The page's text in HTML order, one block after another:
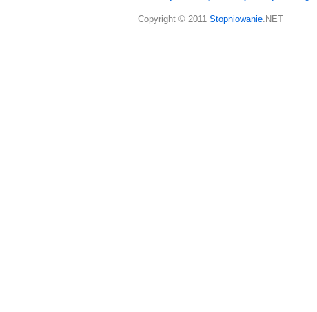
Copyright © 2011 Stopniowanie.NET